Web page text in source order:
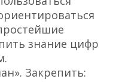
знание цифр
Закрепить: